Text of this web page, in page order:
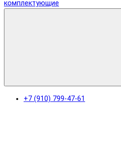
+7 (910) 799-47-61